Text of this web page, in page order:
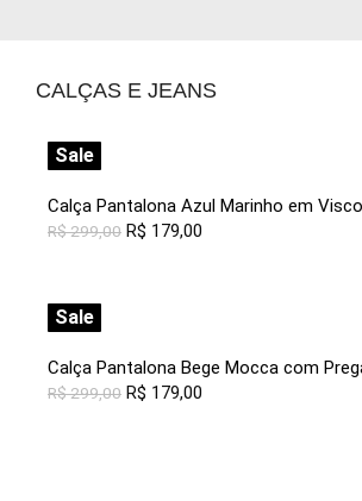
CALÇAS E JEANS
Sale
Calça Pantalona Azul Marinho em
R$299,00 R$ 179,00
Sale
Calça Pantalona Bege Mocca com
R$299,00 R$ 179,00